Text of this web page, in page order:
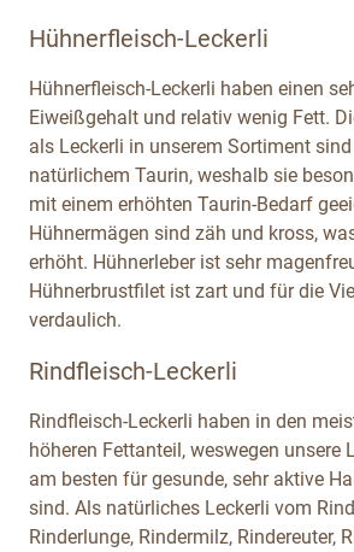
Hühnerfleisch-Leckerli
Hühnerfleisch-Leckerli haben einen
Eiweißgehalt und relativ wenig Fett.
als Leckerli in unserem Sortiment
natürlichem Taurin, weshalb sie
mit einem erhöhten Taurin-Bedarf
Hühnermägen sind zäh und kross,
erhöht. Hühnerleber ist sehr
Hühnerbrustfilet ist zart und für die
verdaulich.
Rindfleisch-Leckerli
Rindfleisch-Leckerli haben in den
höheren Fettanteil, weswegen unsere
am besten für gesunde, sehr aktive
sind. Als natürliches Leckerli vom
Rinderlunge, Rindermilz, Rindereuter,